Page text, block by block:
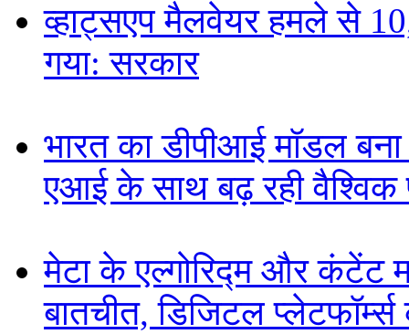
व्हाट्सएप मैलवेयर हमले से
गया: सरकार
भारत का डीपीआई मॉडल
एआई के साथ बढ़ रही वैश्विक
मेटा के एल्गोरिद्म और कंटेंट
बातचीत, डिजिटल प्लेटफॉर्म्स